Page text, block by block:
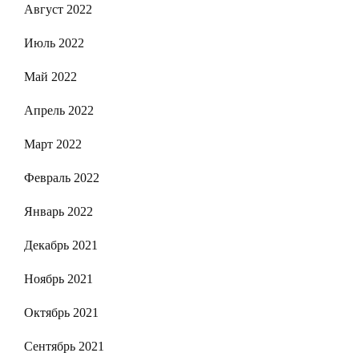
Август 2022
Июль 2022
Май 2022
Апрель 2022
Март 2022
Февраль 2022
Январь 2022
Декабрь 2021
Ноябрь 2021
Октябрь 2021
Сентябрь 2021